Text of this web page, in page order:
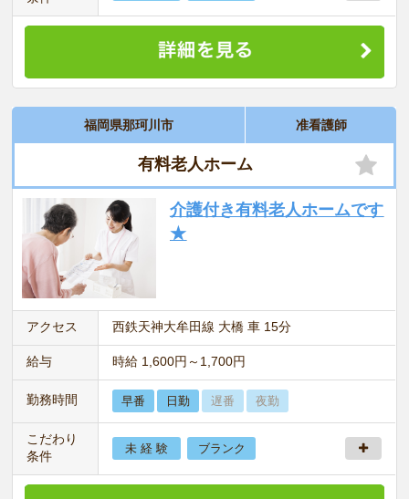
福岡県那珂川市 准看護師
有料老人ホーム
介護付き有料老人ホームです
★
アクセス 西鉄天神大牟田線 大橋 車 15分
給与 時給 1,600円～1,700円
勤務時間 早番 日勤 遅番 夜勤
こだわり
条件
未 経 験 ブランク